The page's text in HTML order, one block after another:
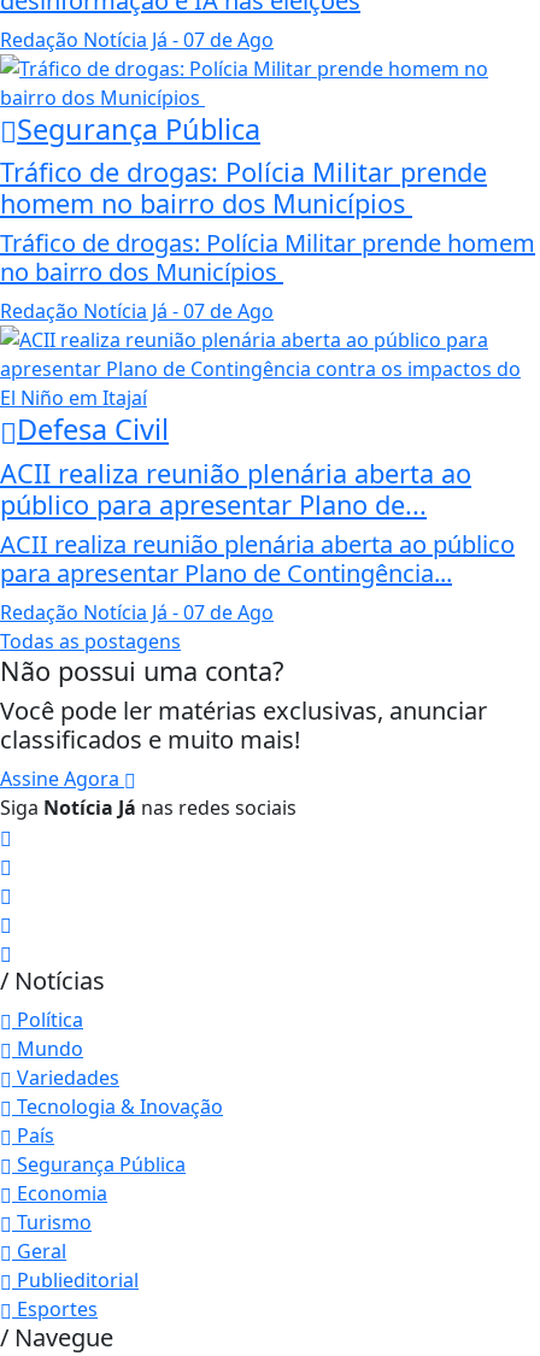
Redação Notícia Já - 07 de Ago
Segurança Pública
Tráfico de drogas: Polícia Militar prende
homem no bairro dos Municípios
Tráfico de drogas: Polícia Militar prende homem
no bairro dos Municípios
Redação Notícia Já - 07 de Ago
Defesa Civil
ACII realiza reunião plenária aberta ao
público para apresentar Plano de...
ACII realiza reunião plenária aberta ao público
para apresentar Plano de Contingência...
Redação Notícia Já - 07 de Ago
Todas as postagens
Não possui uma conta?
Você pode ler matérias exclusivas, anunciar
classificados e muito mais!
Assine Agora
Siga Notícia Já nas redes sociais
/ Notícias
Política
Mundo
Variedades
Tecnologia & Inovação
País
Segurança Pública
Economia
Turismo
Geral
Publieditorial
Esportes
/ Navegue